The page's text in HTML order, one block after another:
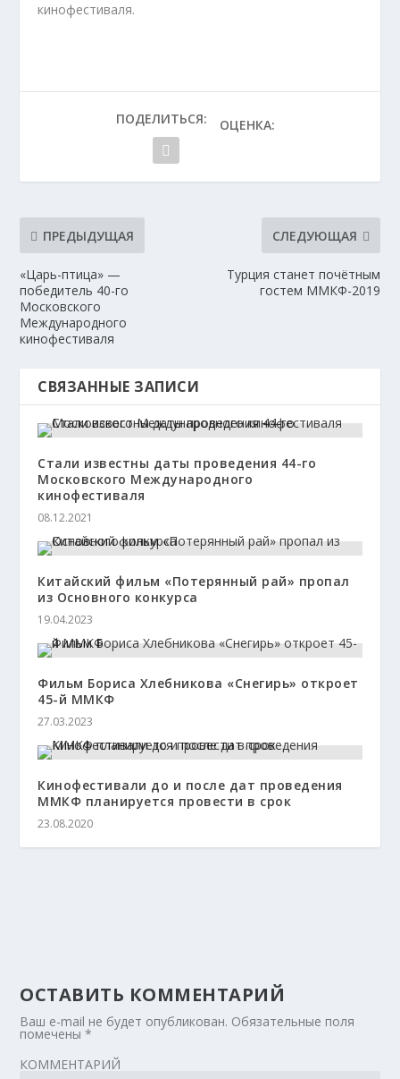
кинофестиваля.
ПОДЕЛИТЬСЯ: ОЦЕНКА:
ПРЕДЫДУЩАЯ
«Царь-птица» —
победитель 40-го
Московского
Международного
кинофестиваля
СЛЕДУЮЩАЯ
Турция станет почётным
гостем ММКФ-2019
СВЯЗАННЫЕ ЗАПИСИ
Стали известны даты проведения 44-го
Московского Международного
кинофестиваля
08.12.2021
Китайский фильм «Потерянный рай» пропал
из Основного конкурса
19.04.2023
Фильм Бориса Хлебникова «Снегирь» откроет
45-й ММКФ
27.03.2023
Кинофестивали до и после дат проведения
ММКФ планируется провести в срок
23.08.2020
ОСТАВИТЬ КОММЕНТАРИЙ
Ваш e-mail не будет опубликован. Обязательные поля
помечены*
КОММЕНТАРИЙ